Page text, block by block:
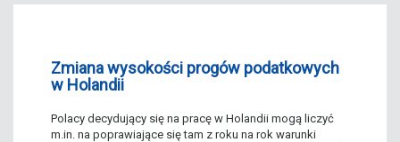
Zmiana wysokości progów podatkowych
w Holandii
Polacy decydujący się na pracę w Holandii mogą liczyć
m.in. na poprawiające się tam z roku na rok warunki